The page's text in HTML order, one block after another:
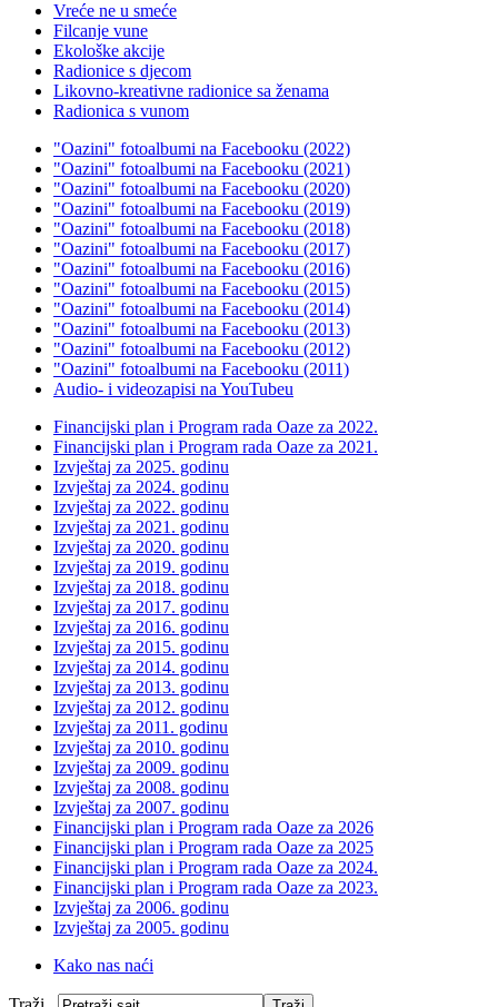
Vreće ne u smeće
Filcanje vune
Ekološke akcije
Radionice s djecom
Likovno-kreativne radionice sa ženama
Radionica s vunom
"Oazini" fotoalbumi na Facebooku (2022)
"Oazini" fotoalbumi na Facebooku (2021)
"Oazini" fotoalbumi na Facebooku (2020)
"Oazini" fotoalbumi na Facebooku (2019)
"Oazini" fotoalbumi na Facebooku (2018)
"Oazini" fotoalbumi na Facebooku (2017)
"Oazini" fotoalbumi na Facebooku (2016)
"Oazini" fotoalbumi na Facebooku (2015)
"Oazini" fotoalbumi na Facebooku (2014)
"Oazini" fotoalbumi na Facebooku (2013)
"Oazini" fotoalbumi na Facebooku (2012)
"Oazini" fotoalbumi na Facebooku (2011)
Audio- i videozapisi na YouTubeu
Financijski plan i Program rada Oaze za 2022.
Financijski plan i Program rada Oaze za 2021.
Izvještaj za 2025. godinu
Izvještaj za 2024. godinu
Izvještaj za 2022. godinu
Izvještaj za 2021. godinu
Izvještaj za 2020. godinu
Izvještaj za 2019. godinu
Izvještaj za 2018. godinu
Izvještaj za 2017. godinu
Izvještaj za 2016. godinu
Izvještaj za 2015. godinu
Izvještaj za 2014. godinu
Izvještaj za 2013. godinu
Izvještaj za 2012. godinu
Izvještaj za 2011. godinu
Izvještaj za 2010. godinu
Izvještaj za 2009. godinu
Izvještaj za 2008. godinu
Izvještaj za 2007. godinu
Financijski plan i Program rada Oaze za 2026
Financijski plan i Program rada Oaze za 2025
Financijski plan i Program rada Oaze za 2024.
Financijski plan i Program rada Oaze za 2023.
Izvještaj za 2006. godinu
Izvještaj za 2005. godinu
Kako nas naći